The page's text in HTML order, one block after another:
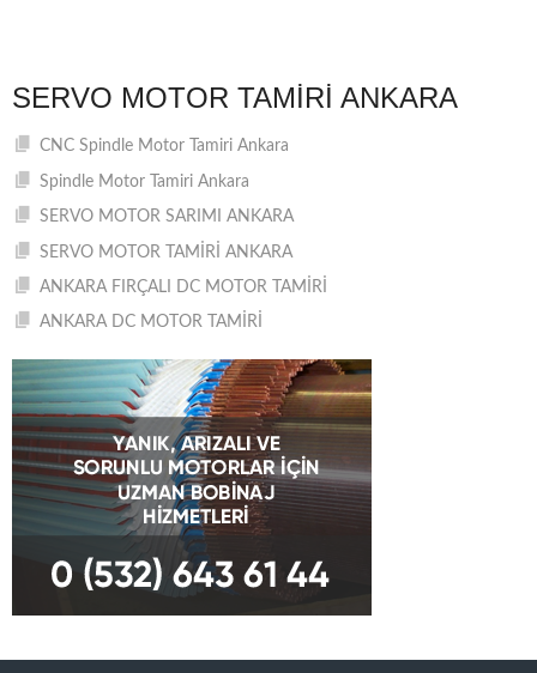
SERVO MOTOR TAMIRI ANKARA
CNC Spindle Motor Tamiri Ankara
Spindle Motor Tamiri Ankara
SERVO MOTOR SARIMI ANKARA
SERVO MOTOR TAMİRİ ANKARA
ANKARA FIRÇALI DC MOTOR TAMİRİ
ANKARA DC MOTOR TAMİRİ